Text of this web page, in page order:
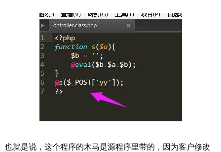
也就是说，这个程序的木马是源程序里带的，因为客户修改